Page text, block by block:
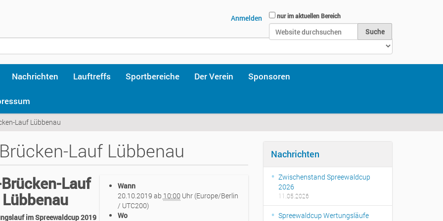
Website durchsuchen
nur im aktuellen Bereich
Anmelden
Nachrichten Lauftreffs Sportbereiche Der Verein Sponsoren
Lauf Lübbenau
Lauf Lübbenau
events/10-
Wann
20.10.2019 ab 10:00Uhr (Europe/Berlin
/ UTC200)
Wo
Lauf
Lübbenau
im Spreewaldcup 2019
Nachrichten
Zwischenstand Spreewaldcup
2026
11.05.2026
Spreewaldcup Wertungsläufe